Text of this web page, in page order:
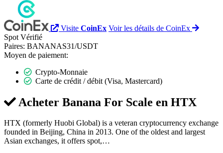
Visite CoinEx Voir les détails de CoinEx
Spot Vérifié
Paires: BANANAS31/USDT
Moyen de paiement:
Crypto-Monnaie
Carte de crédit / débit (Visa, Mastercard)
Acheter Banana For Scale en HTX
HTX (formerly Huobi Global) is a veteran cryptocurrency exchange
founded in Beijing, China in 2013. One of the oldest and largest
Asian exchanges, it offers spot,…